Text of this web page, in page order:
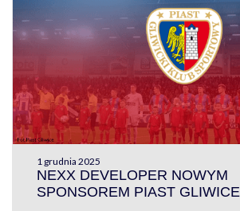
1 grudnia 2025
NEXX DEVELOPER NOWYM
SPONSOREM PIAST GLIWICE